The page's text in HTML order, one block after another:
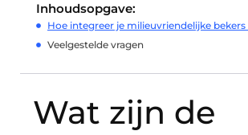
Inhoudsopgave:
Hoe integreer je milieuvriendelijke bekers
Veelgestelde vragen
Wat zijn de